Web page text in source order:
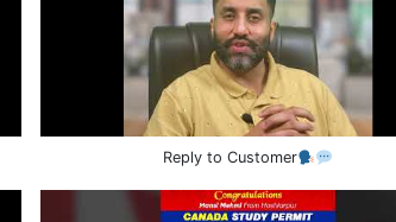
Reply to Customer